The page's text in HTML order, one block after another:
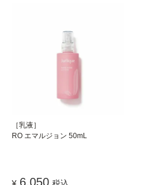
［乳液］
RO エマルジョン 50mL
6,050